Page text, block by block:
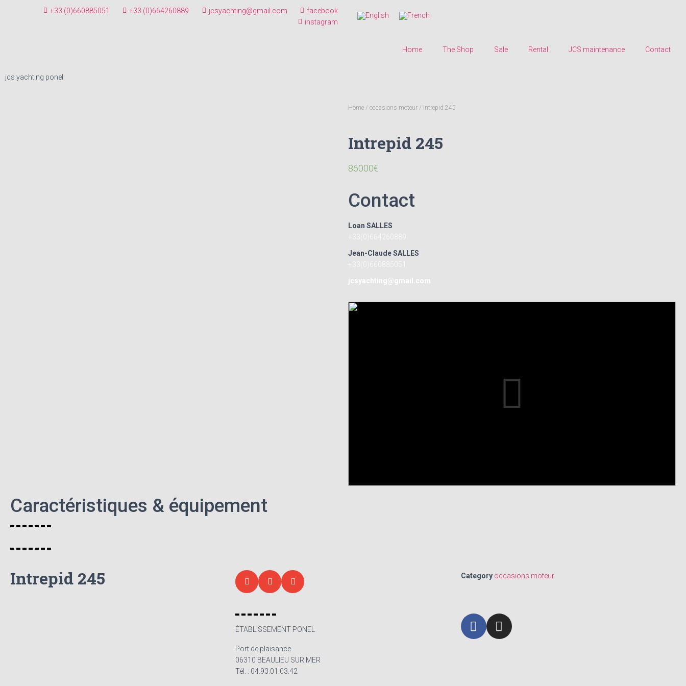
+33 (0)660885051 +33 (0)664260889 jcsyachting@gmail.com
facebook
instagram
Home The Shop Sale Rental JCS maintenance Contact
jcs yachting ponel
Home / occasions moteur / Intrepid 245
Intrepid 245
86000€
Contact
Loan SALLES
+33(0)664260889
Jean-Claude SALLES
+33(0)660885051
jcsyachting@gmail.com
Caractéristiques & équipement
Intrepid 245 Category occasions moteur
ÉTABLISSEMENT PONEL
Port de plaisance
06310 BEAULIEU SUR MER
Tél. : 04.93.01.03.42